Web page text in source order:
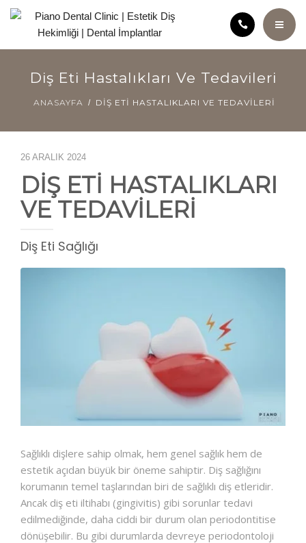
KLINIĞIMIZ
SAĞLIK ANSIKLOPEDISI
TEDAVILER
ÜCRET POLITIKAMIZ
Diş Eti Hastalıkları Ve Tedavileri
ANASAYFA DIŞ ETI HASTALIKLARI VE TEDAVILERI
26 ARALIK 2024
DIŞ ETI HASTALIKLARI
VE TEDAVILERI
Diş Eti Sağlığı
Sağlıklı dişlere sahip olmak, hem genel sağlık hem de
estetik açıdan büyük bir öneme sahiptir. Diş sağlığını
korumanın temel taşlarından biri de sağlıklı diş etleridir.
Ancak diş eti iltihabı (gingivitis) gibi sorunlar tedavi
edilmediğinde, daha ciddi bir durum olan periodontitise
dönüşebilir. Bu gibi durumlarda devreye periodontoloji